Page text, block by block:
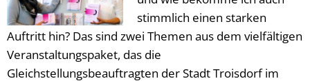
stimmlich einen starken
Auftritt hin? Das sind zwei Themen aus dem vielfältigen
Veranstaltungspaket, das die
Gleichstellungsbeauftragten der Stadt Troisdorf im